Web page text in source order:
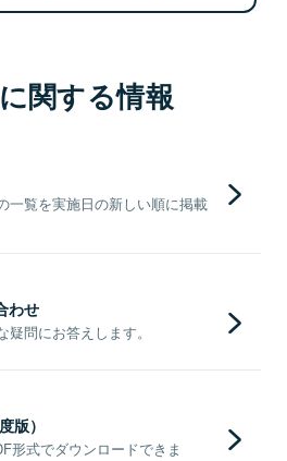
関する情報
一覧を実施日の新しい順に掲載
わせ
問にお答えします。
版）
形式でダウンロードできま